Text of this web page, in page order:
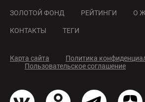
ЗОЛОТОЙ ФОНД РЕЙТИНГИ О
КОНТАКТЫ ТЕГИ
Карта сайта
Политика
Пользовательское соглашение